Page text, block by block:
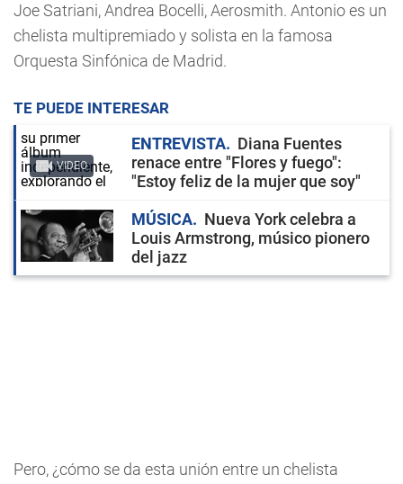
Joe Satriani, Andrea Bocelli, Aerosmith. Antonio es un
chelista multipremiado y solista en la famosa
Orquesta Sinfónica de Madrid.
TE PUEDE INTERESAR
VIDEO
ENTREVISTA
Diana Fuentes
renace entre "Flores y fuego":
"Estoy feliz de la mujer que soy"
MÚSICA
Nueva York celebra a
Louis Armstrong, músico pionero
del jazz
Pero, ¿cómo se da esta unión entre un chelista